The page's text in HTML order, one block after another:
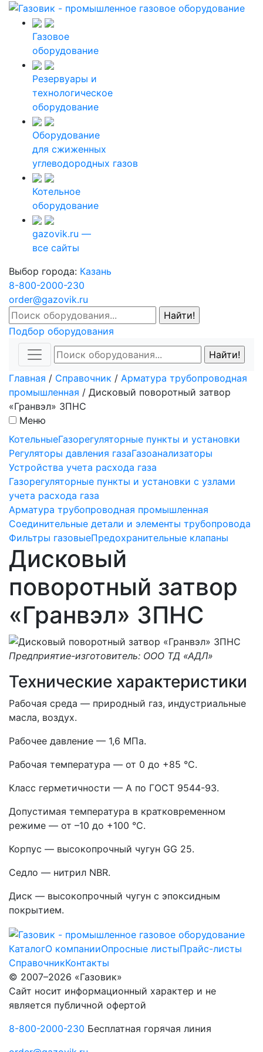
Газовое
оборудование
Резервуары и
технологическое
оборудование
Оборудование
для сжиженных
углеводородных газов
Котельное
оборудование
gazovik.ru —
все сайты
Выбор города: Казань
8-800-2000-230
order@gazovik.ru
Подбор оборудования
Главная / Справочник / Арматура трубопроводная
промышленная / Дисковый поворотный затвор
«Гранвэл» ЗПНС
Меню
КотельныеГазорегуляторные пункты и установки
Регуляторы давления газаГазоанализаторы
Устройства учета расхода газа
Газорегуляторные пункты и установки с узлами
учета расхода газа
Арматура трубопроводная промышленная
Соединительные детали и элементы трубопровода
Фильтры газовыеПредохранительные клапаны
Дисковый
поворотный затвор
«Гранвэл» ЗПНС
Предприятие-изготовитель: ООО ТД «АДЛ»
Технические характеристики
Рабочая среда — природный газ, индустриальные
масла, воздух.
Рабочее давление — 1,6 МПа.
Рабочая температура — от 0 до +85 °C.
Класс герметичности — А по ГОСТ 9544-93.
Допустимая температура в кратковременном
режиме — от –10 до +100 °C.
Корпус — высокопрочный чугун GG 25.
Седло — нитрил NBR.
Диск — высокопрочный чугун с эпоксидным
покрытием.
КаталогО компанииОпросные листыПрайс-листы
СправочникКонтакты
© 2007–2026 «Газовик»
Сайт носит информационный характер и не
является публичной офертой
8-800-2000-230 Бесплатная горячая линия